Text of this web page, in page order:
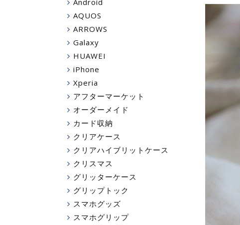
Android
AQUOS
ARROWS
Galaxy
HUAWEI
iPhone
Xperia
アフターマーケット
オーダーメイド
カード収納
クリアケース
クリアハイブリットケース
クリスマス
グリッターケース
グリップトック
スマホグッズ
スマホグリップ